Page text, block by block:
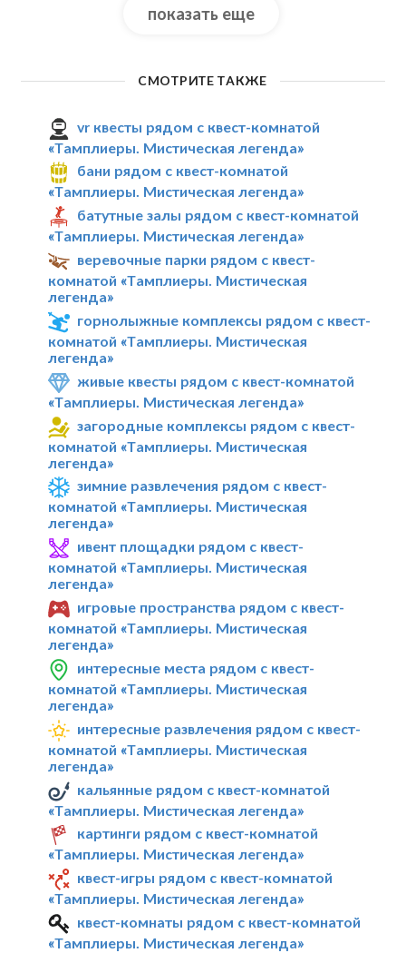
показать еще
СМОТРИТЕ ТАКЖЕ
vr квесты рядом с квест-комнатой
«Тамплиеры. Мистическая легенда»
бани рядом с квест-комнатой
«Тамплиеры. Мистическая легенда»
батутные залы рядом с квест-комнатой
«Тамплиеры. Мистическая легенда»
веревочные парки рядом с квест-
комнатой «Тамплиеры. Мистическая
легенда»
горнолыжные комплексы рядом с квест-
комнатой «Тамплиеры. Мистическая
легенда»
живые квесты рядом с квест-комнатой
«Тамплиеры. Мистическая легенда»
загородные комплексы рядом с квест-
комнатой «Тамплиеры. Мистическая
легенда»
зимние развлечения рядом с квест-
комнатой «Тамплиеры. Мистическая
легенда»
ивент площадки рядом с квест-
комнатой «Тамплиеры. Мистическая
легенда»
игровые пространства рядом с квест-
комнатой «Тамплиеры. Мистическая
легенда»
интересные места рядом с квест-
комнатой «Тамплиеры. Мистическая
легенда»
интересные развлечения рядом с квест-
комнатой «Тамплиеры. Мистическая
легенда»
кальянные рядом с квест-комнатой
«Тамплиеры. Мистическая легенда»
картинги рядом с квест-комнатой
«Тамплиеры. Мистическая легенда»
квест-игры рядом с квест-комнатой
«Тамплиеры. Мистическая легенда»
квест-комнаты рядом с квест-комнатой
«Тамплиеры. Мистическая легенда»